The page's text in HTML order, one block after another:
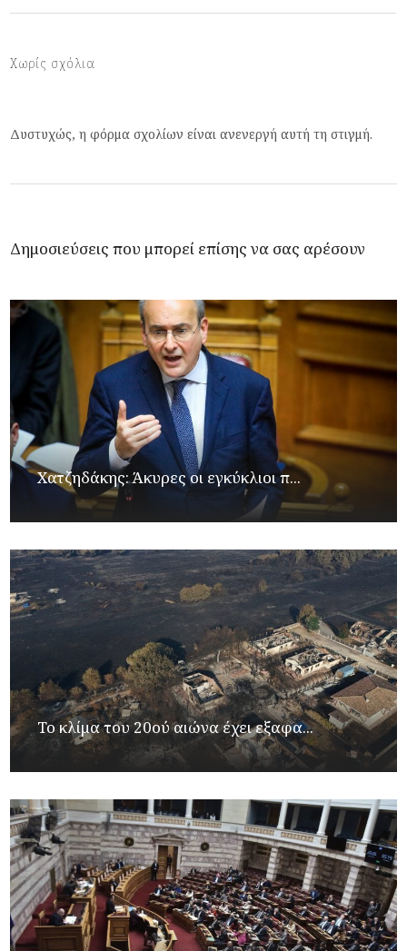
Χωρίς σχόλια
Δυστυχώς, η φόρμα σχολίων είναι ανενεργή αυτή τη στιγμή.
Δημοσιεύσεις που μπορεί επίσης να σας αρέσουν
Xατζηδάκης: Άκυρες οι εγκύκλιοι π...
Το κλίμα του 20ού αιώνα έχει εξαφα...